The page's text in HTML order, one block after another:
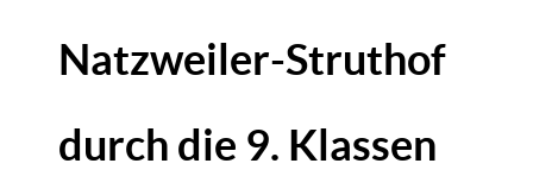
Natzweiler-Struthof
durch die 9. Klassen